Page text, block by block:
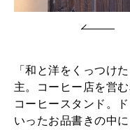
「和と洋をくっつけ
主。コーヒー店を営
コーヒースタンド。
いったお品書きの中